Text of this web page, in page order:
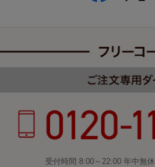
受付時間 8:00～22:00 年中無